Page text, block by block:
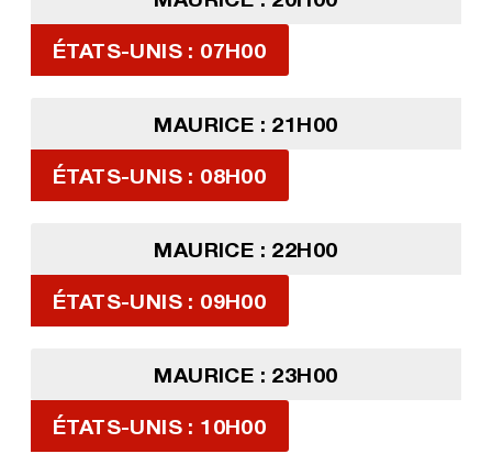
ÉTATS-UNIS : 07H00
MAURICE : 21H00
ÉTATS-UNIS : 08H00
MAURICE : 22H00
ÉTATS-UNIS : 09H00
MAURICE : 23H00
ÉTATS-UNIS : 10H00